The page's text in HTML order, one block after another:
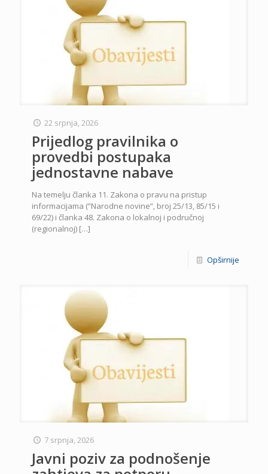
22 srpnja, 2026
Prijedlog pravilnika o
provedbi postupaka
jednostavne nabave
Na temelju članka 11. Zakona o pravu na pristup
informacijama (”Narodne novine”, broj 25/13, 85/15 i
69/22) i članka 48. Zakona o lokalnoj i područnoj
(regionalnoj) […]
Opširnije
7 srpnja, 2026
Javni poziv za podnošenje